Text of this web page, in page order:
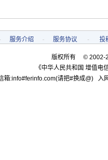
服务介绍 - 服务协议 - 投
版权所有 © 2002-
《中华人民共和国 增值电
箱:info#ferinfo.com(请把#换成@)